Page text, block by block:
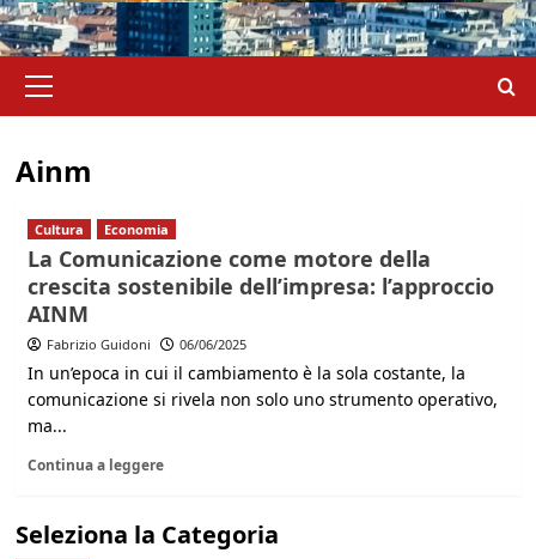
principale
Ainm
Cultura Economia
La Comunicazione come motore della
crescita sostenibile dell’impresa: l’approccio
AINM
Fabrizio Guidoni 06/06/2025
In un’epoca in cui il cambiamento è la sola costante, la
comunicazione si rivela non solo uno strumento operativo,
ma...
Continua a leggere
Seleziona la Categoria